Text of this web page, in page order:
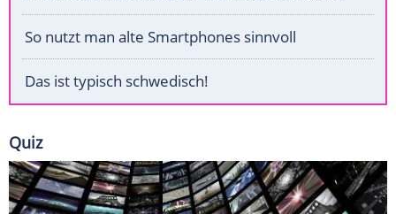
So nutzt man alte Smartphones sinnvoll
Das ist typisch schwedisch!
Quiz